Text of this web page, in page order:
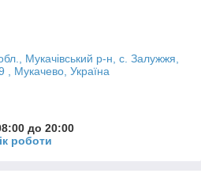
Мукачівський р-н, с. Залужжя,
, Мукачево, Україна
до 20:00
роботи